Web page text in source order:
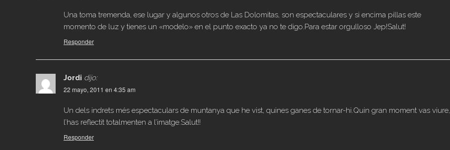
Una toma tremenda, ese lugar y algunos otros de Las Dolomitas, son espectaculares y si encima pillas este
momento de luz y tienes un «modelo» en el punto exacto ya no te digo.Para estar orgulloso Jep!Salut!
Responder
Jordi dijo:
22 mayo, 2011 en 4:35 am
Un dels indrets més espectaculars de muntanya que he vist, quines ganes de tornar-hi.Quin gran moment vas viure,
l’has reflectit totalmenten a l’imatge.Salut!!
Responder